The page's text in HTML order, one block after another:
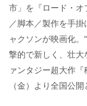
市」を『ロード・
／脚本／製作を手
ャクソンが映画化
撃的で新しく、壮
ァンタジー超大作
（金）より全国公開